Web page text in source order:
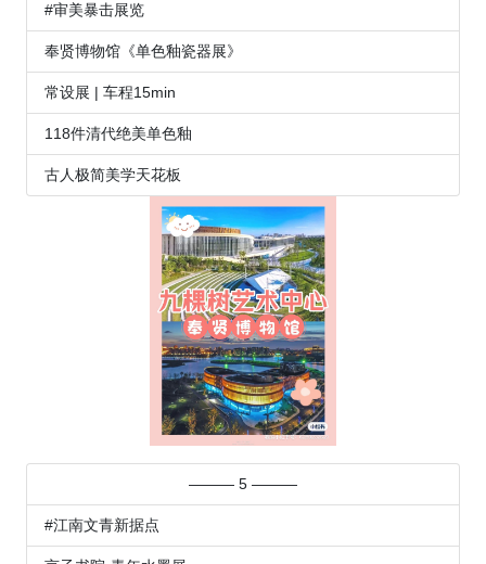
#审美暴击展览
奉贤博物馆《单色釉瓷器展》
常设展 | 车程15min
118件清代绝美单色釉
古人极简美学天花板
——— 5 ———
#江南文青新据点